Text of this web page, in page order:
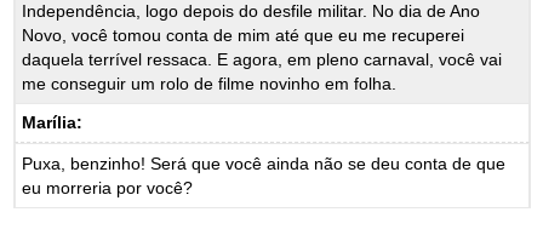
Independência, logo depois do desfile militar. No dia de Ano
Novo, você tomou conta de mim até que eu me recuperei
daquela terrível ressaca. E agora, em pleno carnaval, você vai
me conseguir um rolo de filme novinho em folha.
Marília:
Puxa, benzinho! Será que você ainda não se deu conta de que
eu morreria por você?